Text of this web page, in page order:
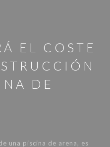
EL COSTE
DE
una piscina de arena, es